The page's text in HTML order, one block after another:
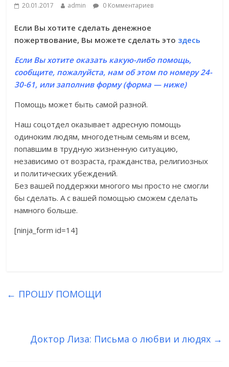
20.01.2017 admin 0 Комментариев
Если Вы хотите сделать денежное
пожертвование, Вы можете сделать это здесь
Если Вы хотите оказать какую-либо помощь,
сообщите, пожалуйста, нам об этом по номеру 24-
30-61, или заполнив форму (форма — ниже)
Помощь может быть самой разной.
Наш соцотдел оказывает адресную помощь
одиноким людям, многодетным семьям и всем,
попавшим в трудную жизненную ситуацию,
независимо от возраста, гражданства, религиозных
и политических убеждений.
Без вашей поддержки многого мы просто не смогли
бы сделать. А с вашей помощью сможем сделать
намного больше.
[ninja_form id=14]
← ПРОШУ ПОМОЩИ
Доктор Лиза: Письма о любви и людях →